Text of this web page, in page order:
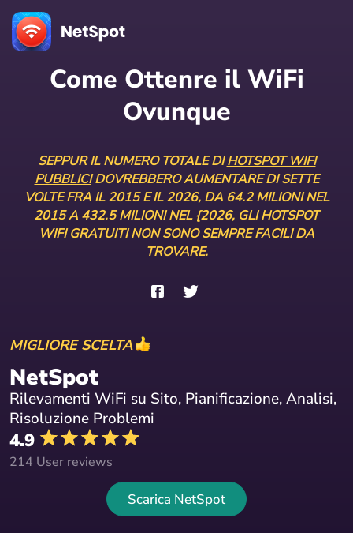
Come Ottenre il WiFi
Ovunque
SEPPUR IL NUMERO TOTALE DIHOTSPOT WIFI
PUBBLICIDOVREBBERO AUMENTARE DI SETTE
VOLTE FRA IL 2015 E IL 2026, DA 64.2 MILIONI NEL
2015 A 432.5 MILIONI NEL {2026, GLI HOTSPOT
WIFI GRATUITI NON SONO SEMPRE FACILI DA
TROVARE.
MIGLIORE SCELTA
NetSpot
Rilevamenti WiFi su Sito, Pianificazione, Analisi,
Risoluzione Problemi
4.9
214 User reviews
Scarica NetSpot